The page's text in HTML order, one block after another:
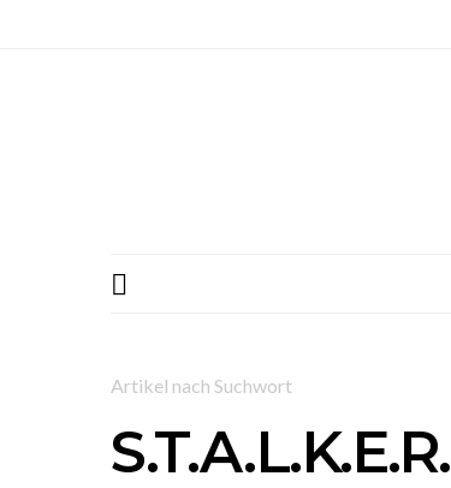
Artikel nach Suchwort
S.T.A.L.K.E.R.